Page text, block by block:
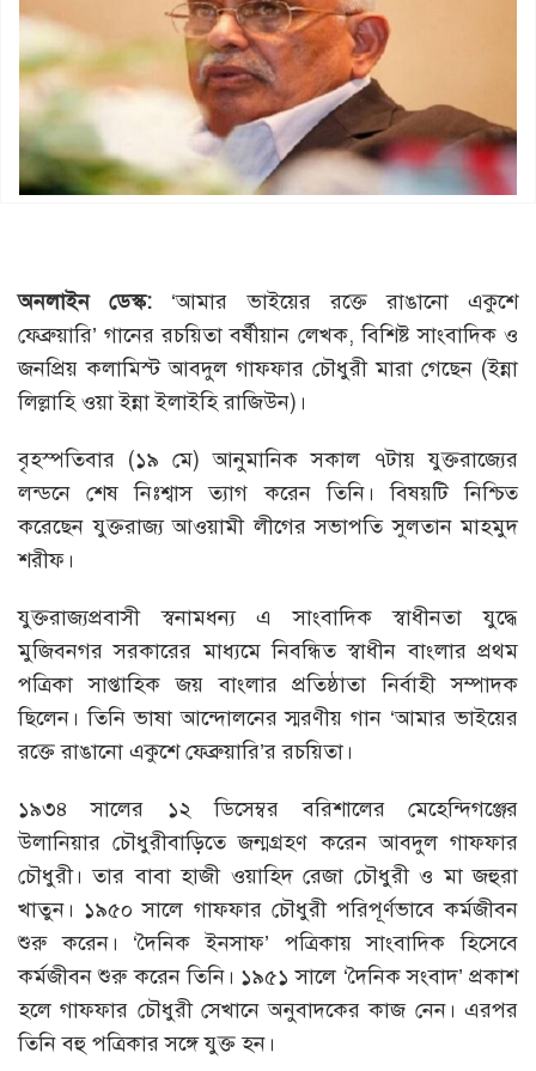
অনলাইন ডেস্ক: ‘আমার ভাইয়ের রক্তে রাঙানো একুশে
ফেব্রুয়ারি’ গানের রচয়িতা বর্ষীয়ান লেখক, বিশিষ্ট সাংবাদিক ও
জনপ্রিয় কলামিস্ট আবদুল গাফফার চৌধুরী মারা গেছেন (ইন্না
লিল্লাহি ওয়া ইন্না ইলাইহি রাজিউন)।
বৃহস্পতিবার (১৯ মে) আনুমানিক সকাল ৭টায় যুক্তরাজ্যের
লন্ডনে শেষ নিঃশ্বাস ত্যাগ করেন তিনি। বিষয়টি নিশ্চিত
করেছেন যুক্তরাজ্য আওয়ামী লীগের সভাপতি সুলতান মাহমুদ
শরীফ।
যুক্তরাজ্যপ্রবাসী স্বনামধন্য এ সাংবাদিক স্বাধীনতা যুদ্ধে
মুজিবনগর সরকারের মাধ্যমে নিবন্ধিত স্বাধীন বাংলার প্রথম
পত্রিকা সাপ্তাহিক জয় বাংলার প্রতিষ্ঠাতা নির্বাহী সম্পাদক
ছিলেন। তিনি ভাষা আন্দোলনের স্মরণীয় গান ‘আমার ভাইয়ের
রক্তে রাঙানো একুশে ফেব্রুয়ারি’র রচয়িতা।
১৯৩৪ সালের ১২ ডিসেম্বর বরিশালের মেহেন্দিগঞ্জের
উলানিয়ার চৌধুরীবাড়িতে জন্মগ্রহণ করেন আবদুল গাফফার
চৌধুরী। তার বাবা হাজী ওয়াহিদ রেজা চৌধুরী ও মা জহুরা
খাতুন। ১৯৫০ সালে গাফফার চৌধুরী পরিপূর্ণভাবে কর্মজীবন
শুরু করেন। ‘দৈনিক ইনসাফ’ পত্রিকায় সাংবাদিক হিসেবে
কর্মজীবন শুরু করেন তিনি। ১৯৫১ সালে ‘দৈনিক সংবাদ’ প্রকাশ
হলে গাফফার চৌধুরী সেখানে অনুবাদকের কাজ নেন। এরপর
তিনি বহু পত্রিকার সঙ্গে যুক্ত হন।